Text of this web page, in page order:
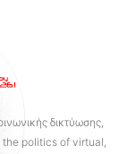
δικτύωσης,
the politics of virtual,